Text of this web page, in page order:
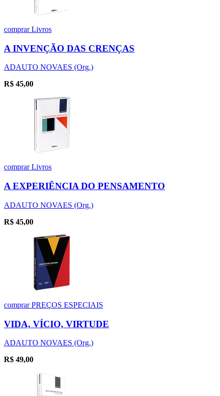
comprarLivros
A INVENÇÃO DAS CRENÇAS
ADAUTO NOVAES (Org.)
R$ 45,00
comprarLivros
A EXPERIÊNCIA DO PENSAMENTO
ADAUTO NOVAES (Org.)
R$ 45,00
comprarPREÇOS ESPECIAIS
VIDA, VÍCIO, VIRTUDE
ADAUTO NOVAES (Org.)
R$ 49,00